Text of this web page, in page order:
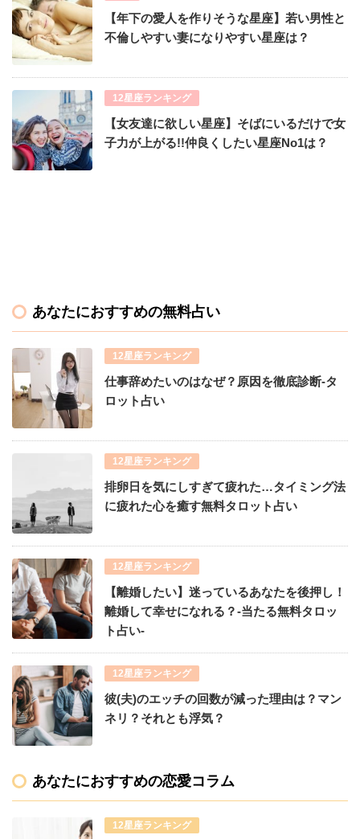
【年下の愛人を作りそうな星座】若い男性と
不倫しやすい妻になりやすい星座は？
12星座ランキング
【女友達に欲しい星座】そばにいるだけで女
子力が上がる!!仲良くしたい星座No1は？
あなたにおすすめの無料占い
12星座ランキング
仕事辞めたいのはなぜ？原因を徹底診断-タ
ロット占い
12星座ランキング
排卵日を気にしすぎて疲れた…タイミング法
に疲れた心を癒す無料タロット占い
12星座ランキング
【離婚したい】迷っているあなたを後押し！
離婚して幸せになれる？-当たる無料タロッ
ト占い-
12星座ランキング
彼(夫)のエッチの回数が減った理由は？マン
ネリ？それとも浮気？
あなたにおすすめの恋愛コラム
12星座ランキング